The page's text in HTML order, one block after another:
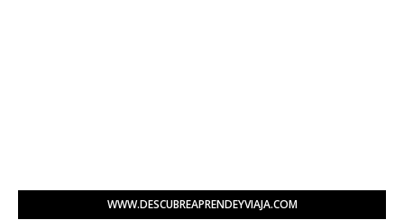
WWW.DESCUBREAPRENDEYVIAJA.COM